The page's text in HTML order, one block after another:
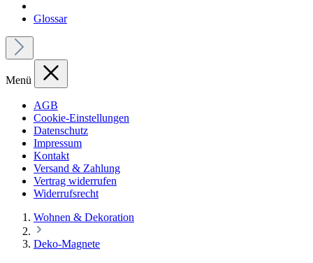
Glossar
Menü
AGB
Cookie-Einstellungen
Datenschutz
Impressum
Kontakt
Versand & Zahlung
Vertrag widerrufen
Widerrufsrecht
Wohnen & Dekoration
Deko-Magnete